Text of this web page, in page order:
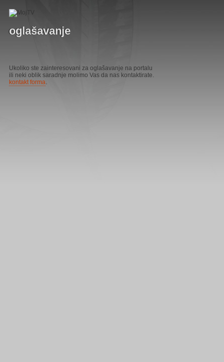
oglašavanje
Ukoliko ste zainteresovani za oglašavanje na portalu
ili neki oblik saradnje molimo Vas da nas kontaktirate.
kontakt forma.